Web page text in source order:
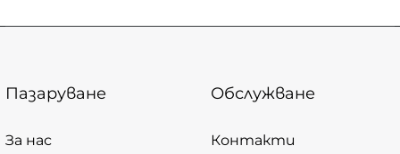
Пазаруване
За нас
Обслужване
Контакти